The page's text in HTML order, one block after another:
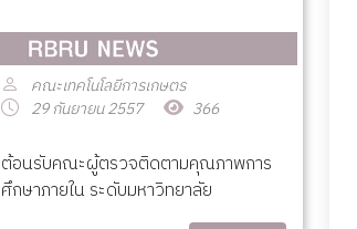
คณะเทคโนโลยีการเกษตร
29 กันยายน 2557
366
ต้อนรับคณะผู้ตรวจติดตามคุณภาพการ
ศึกษาภายใน ระดับมหาวิทยาลัย